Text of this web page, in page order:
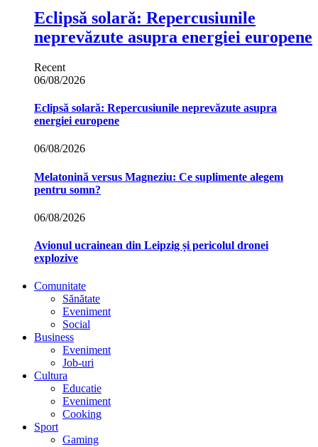
Eclipsă solară: Repercusiunile
neprevăzute asupra energiei europene
Recent
06/08/2026
Eclipsă solară: Repercusiunile neprevăzute asupra
energiei europene
06/08/2026
Melatonină versus Magneziu: Ce suplimente alegem
pentru somn?
06/08/2026
Avionul ucrainean din Leipzig și pericolul dronei
explozive
Comunitate
Sănătate
Eveniment
Social
Business
Eveniment
Job-uri
Cultura
Educatie
Eveniment
Cooking
Sport
Gaming